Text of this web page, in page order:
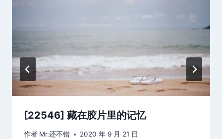
[22546] 藏在胶片里的记忆
作者 Mr.还不错 2020 年 9 月 21 日